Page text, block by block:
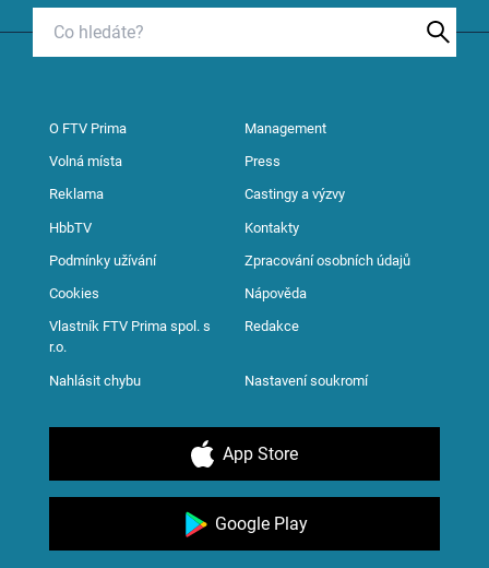
O FTV Prima Management
Volná místa Press
Reklama Castingy a výzvy
HbbTV Kontakty
Podmínky užívání Zpracování osobních údajů
Cookies Nápověda
Vlastník FTV Prima spol. s
r.o.
Redakce
Nahlásit chybu Nastavení soukromí
App Store
Google Play